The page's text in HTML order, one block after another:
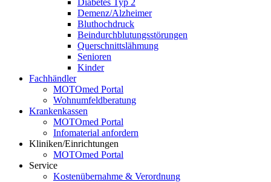
Diabetes Typ 2
Demenz/Alzheimer
Bluthochdruck
Beindurchblutungsstörungen
Querschnittslähmung
Senioren
Kinder
Fachhändler
MOTOmed Portal
Wohnumfeldberatung
Krankenkassen
MOTOmed Portal
Infomaterial anfordern
Kliniken/Einrichtungen
MOTOmed Portal
Service
Kostenübernahme & Verordnung